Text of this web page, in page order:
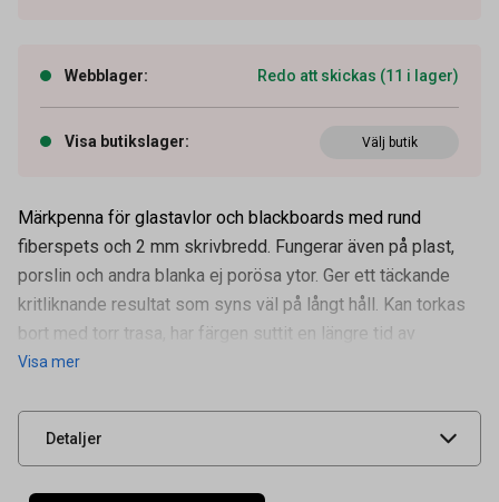
Webblager: Redo att skickas (11 i lager)
Visa butikslager: Välj butik
Märkpenna för glastavlor och blackboards med rund
fiberspets och 2 mm skrivbredd. Fungerar även på plast,
porslin och andra blanka ej porösa ytor. Ger ett täckande
kritliknande resultat som syns väl på långt håll. Kan torkas
bort med torr trasa, har färgen suttit en längre tid av
Visa mer
Detaljer
Artikelnummer 13090982
OEM-nummer ART016495
Tidigare artikelnummer 9629867
Leverantörens
UNSPSC 44121700